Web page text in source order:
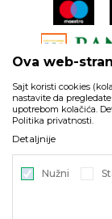
artikli prikazani
Ova web-
Sajt koristi cookies
nastavite da
upotrebom kolačića.
Politika privatnosti.
Detaljnije
Nužni